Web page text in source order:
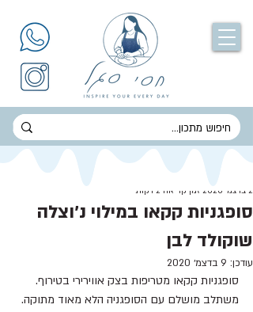
סופגניות קקאו במילוי נ׳וצלה
שוקולד לבן
2 בדצמ׳ 2020
זמן קריאה 2 דקות
עודכן: 9 בדצמ׳ 2020
סופגניות קקאו מטריפות בצק אווירירי בטירוף.
משתלב מושלם עם הסופגניה הלא מאוד מתוקה.